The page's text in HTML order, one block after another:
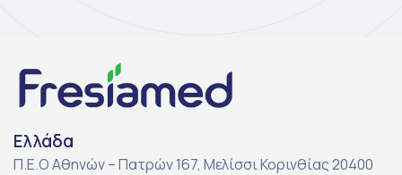
Ελλάδα
Π.Ε.Ο Αθηνών – Πατρών 167, Μελίσσι Κορινθίας 20400